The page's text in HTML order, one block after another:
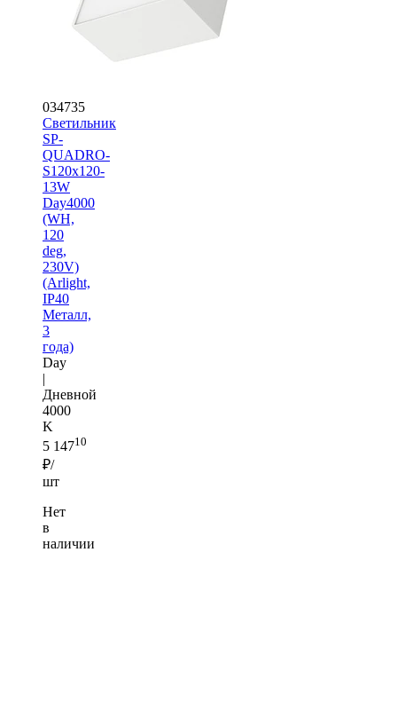
034735
Светильник
SP-
QUADRO-
S120x120-
13W
Day4000
(WH,
120
deg,
230V)
(Arlight,
IP40
Металл,
3
года)
Day
|
Дневной
4000
K
5 14710
₽/
шт
Нет
в
наличии